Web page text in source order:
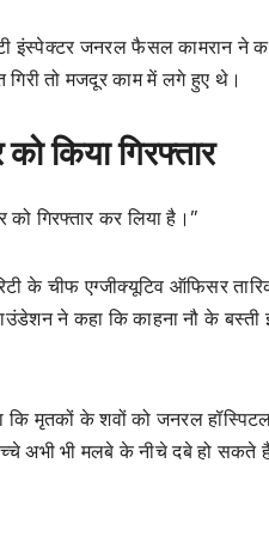
इंस्पेक्टर जनरल फैसल कामरान
गिरी तो मजदूर काम में लगे हुए थे।
किया गिरफ्तार
गिरफ्तार कर लिया है।”
के चीफ एग्जीक्यूटिव ऑफिसर
ने कहा कि काहना नौ के बस्ती
मृतकों के शवों को जनरल हॉस्पिटल
अभी भी मलबे के नीचे दबे हो सकते